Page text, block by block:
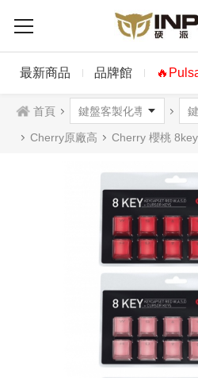
最新商品 品牌館
首頁
Cherry原廠高 Cherry 櫻桃 8key鍵帽組(W,A,S,D, ↑,↓, ←,→) +拔鍵器